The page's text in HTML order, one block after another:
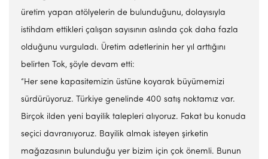
üretim yapan atölyelerin de bulunduğunu, dolayısıyla
istihdam ettikleri çalışan sayısının aslında çok daha fazla
olduğunu vurguladı. Üretim adetlerinin her yıl arttığını
belirten Tok, şöyle devam etti:
“Her sene kapasitemizin üstüne koyarak büyümemizi
sürdürüyoruz. Türkiye genelinde 400 satış noktamız var.
Birçok ilden yeni bayilik talepleri alıyoruz. Fakat bu konuda
seçici davranıyoruz. Bayilik almak isteyen şirketin
mağazasının bulunduğu yer bizim için çok önemli. Bunun